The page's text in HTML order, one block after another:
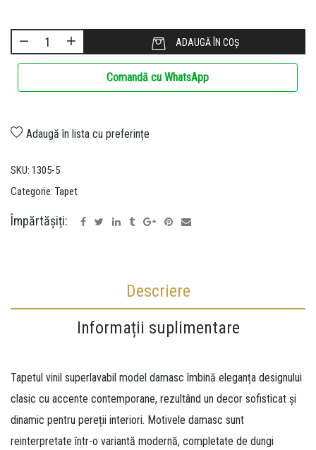
ADAUGĂ ÎN COȘ
Comandă cu WhatsApp
Adaugă în lista cu preferințe
SKU: 1305-5
Categorie: Tapet
Împărtășiți:
Descriere
Informații suplimentare
Tapetul vinil superlavabil model damasc îmbină eleganța designului
clasic cu accente contemporane, rezultând un decor sofisticat și
dinamic pentru pereții interiori. Motivele damasc sunt
reinterpretate într-o variantă modernă, completate de dungi